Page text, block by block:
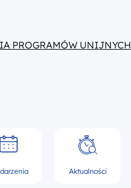
PROGRAMÓW UNIJNYCH
Aktualności